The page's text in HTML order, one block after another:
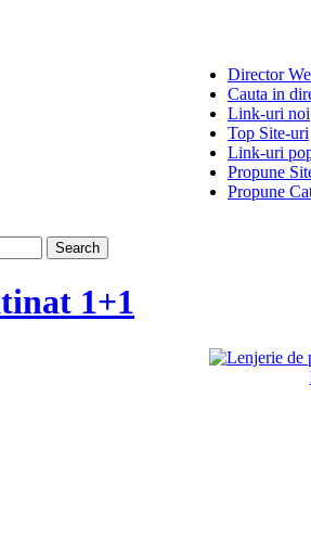
Director
Cauta in
Link-uri noi
Top Site-uri
Link-uri
Propune
Propune
1+1